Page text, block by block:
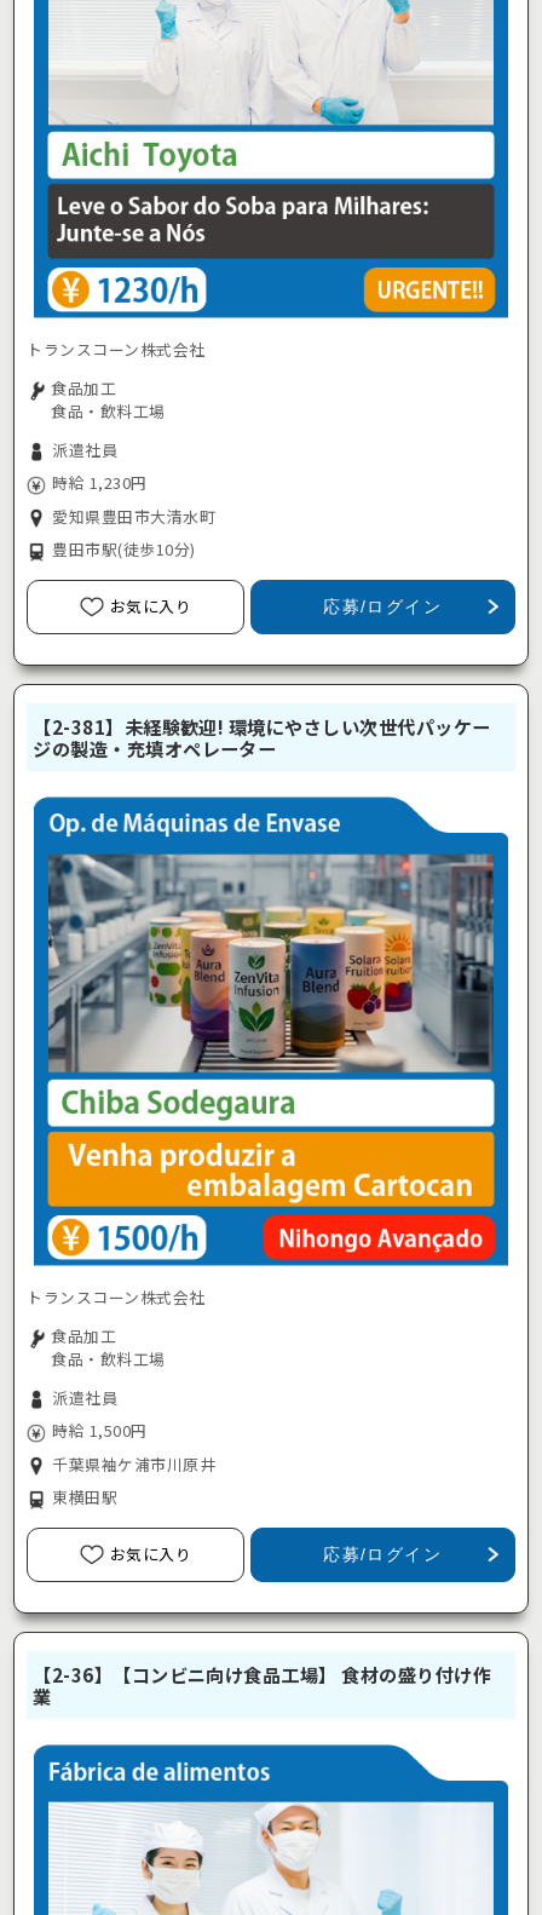
トランスコーン株式会社
食品加工
食品・飲料工場
派遣社員
時給 1,230円
愛知県豊田市大清水町
豊田市駅(徒歩10分)
お気に入り 応募/ログイン
【2-381】未経験歓迎! 環境にやさしい次世代パッケー
ジの製造・充填オペレーター
トランスコーン株式会社
食品加工
食品・飲料工場
派遣社員
時給 1,500円
千葉県袖ケ浦市川原井
東横田駅
お気に入り 応募/ログイン
【2-36】【コンビニ向け食品工場】 食材の盛り付け作
業